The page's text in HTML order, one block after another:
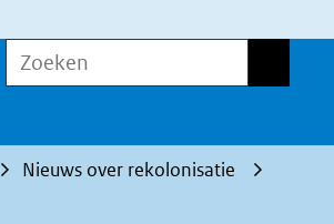
Zoeken
Nieuws over rekolonisatie